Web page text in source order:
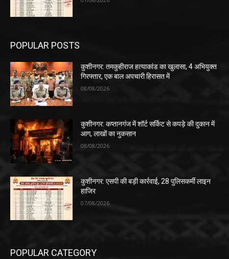
POPULAR POSTS
कुशीनगर: तमकुहीराज हत्याकांड का खुलासा, 4 अभियुक्त
गिरफ्तार, एक बाल अपचारी हिरासत में
08/08/2026
कुशीनगर: कप्तानगंज में शॉर्ट सर्किट से कपड़े की दुकान में
आग, लाखों का नुकसान
08/08/2026
कुशीनगर: एसपी की बड़ी कार्रवाई, 28 पुलिसकर्मी लाइन
हाजिर
07/08/2026
POPULAR CATEGORY